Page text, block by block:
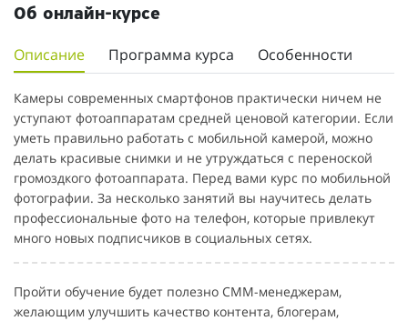
Об онлайн-курсе
Описание Программа курса Особенности
Камеры современных смартфонов практически ничем не
уступают фотоаппаратам средней ценовой категории. Если
уметь правильно работать с мобильной камерой, можно
делать красивые снимки и не утруждаться с переноской
громоздкого фотоаппарата. Перед вами курс по мобильной
фотографии. За несколько занятий вы научитесь делать
профессиональные фото на телефон, которые привлекут
много новых подписчиков в социальных сетях.
Пройти обучение будет полезно СММ-менеджерам,
желающим улучшить качество контента, блогерам,